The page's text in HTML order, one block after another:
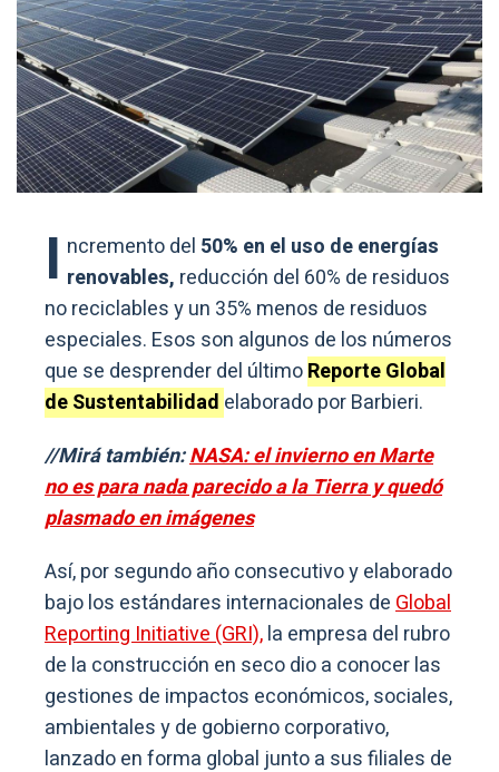
I ncremento del 50% en el uso de energías
renovables, reducción del 60% de residuos
no reciclables y un 35% menos de residuos
especiales. Esos son algunos de los números
que se desprender del últimoReporte Global
de Sustentabilidad elaborado por Barbieri.
//Mirá también:NASA: el invierno en Marte
no es para nada parecido a la Tierra y quedó
plasmado en imágenes
Así, por segundo año consecutivo y elaborado
bajo los estándares internacionales deGlobal
Reporting Initiative (GRI),la empresa del rubro
de la construcción en seco dio a conocer las
gestiones de impactos económicos, sociales,
ambientales y de gobierno corporativo,
lanzado en forma global junto a sus filiales de